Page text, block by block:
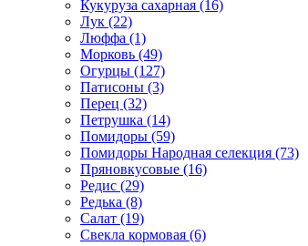
Кукуруза сахарная (16)
Лук (22)
Люффа (1)
Морковь (49)
Огурцы (127)
Патисоны (3)
Перец (32)
Петрушка (14)
Помидоры (59)
Помидоры Народная селекция (73)
Пряновкусовые (16)
Редис (29)
Редька (8)
Салат (19)
Свекла кормовая (6)